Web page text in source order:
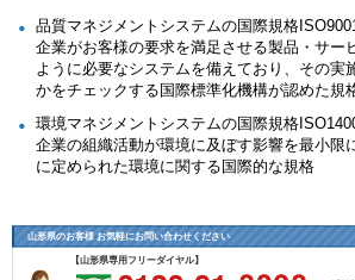
品質マネジメントシステムの国際規格
企業がお客様の要求を満足させる製品・サー
ように必要なシステムを備えており、その実
かをチェックする国際標準化機構が認めた規
環境マネジメントシステムの国際規格
企業の組織活動が環境に及ぼす影響を最小限
に定められた環境に関する国際的な規格
山形県のお客様 お気軽にお問い合わせください
【山形県専用フリーダイヤル】